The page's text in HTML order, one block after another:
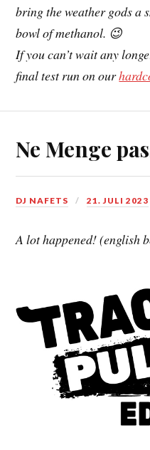
bring the weather gods
bowl of methanol. 😉
If you can’t wait any
final test run on our
Ne Menge
DJ NAFETS 21. JULI 2023
A lot happened! (english